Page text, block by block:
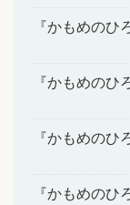
『かもめの
『かもめの
『かもめの
『かもめの